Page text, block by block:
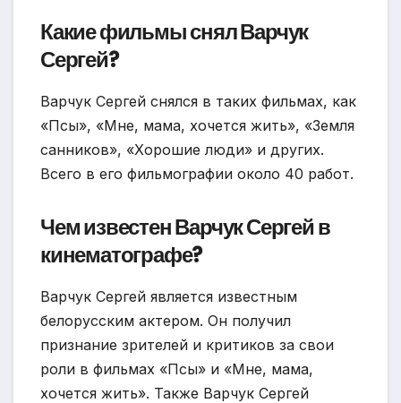
Какие фильмы снял Варчук
Сергей?
Варчук Сергей снялся в таких фильмах, как
«Псы», «Мне, мама, хочется жить», «Земля
санников», «Хорошие люди» и других.
Всего в его фильмографии около 40 работ.
Чем известен Варчук Сергей в
кинематографе?
Варчук Сергей является известным
белорусским актером. Он получил
признание зрителей и критиков за свои
роли в фильмах «Псы» и «Мне, мама,
хочется жить». Также Варчук Сергей